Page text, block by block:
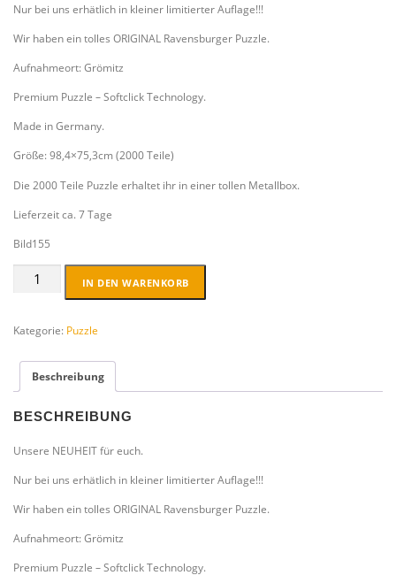
Nur bei uns erhätlich in kleiner limitierter Auflage!!!
Wir haben ein tolles ORIGINAL Ravensburger Puzzle.
Aufnahmeort: Grömitz
Premium Puzzle – Softclick Technology.
Made in Germany.
Größe: 98,4×75,3cm (2000 Teile)
Die 2000 Teile Puzzle erhaltet ihr in einer tollen Metallbox.
Lieferzeit ca. 7 Tage
Bild155
Premium
Teile
incl.
METALLBOX
Menge
IN DEN WARENKORB
Kategorie: Puzzle
Beschreibung
BESCHREIBUNG
Unsere NEUHEIT für euch.
Nur bei uns erhätlich in kleiner limitierter Auflage!!!
Wir haben ein tolles ORIGINAL Ravensburger Puzzle.
Aufnahmeort: Grömitz
Premium Puzzle – Softclick Technology.